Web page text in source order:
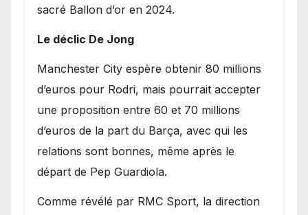
sacré Ballon d’or en 2024.
Le déclic De Jong
​Manchester City espère obtenir 80 millions
d’euros pour Rodri, mais pourrait accepter
une proposition entre 60 et 70 millions
d’euros de la part du Barça, avec qui les
relations sont bonnes, même après le
départ de Pep Guardiola.
​Comme révélé par RMC Sport, la direction